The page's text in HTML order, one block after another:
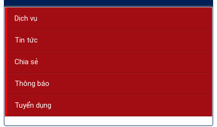
Dịch vụ
Tin tức
Chia sẻ
Thông báo
Tuyển dụng